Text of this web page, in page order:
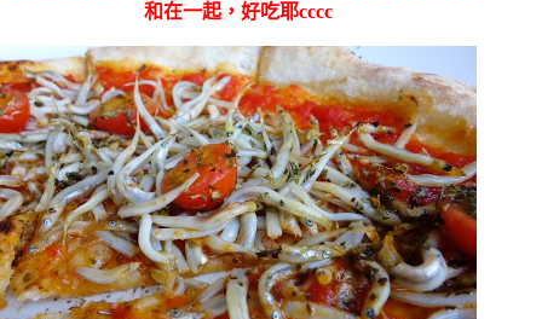
和在一起，好吃耶cccc